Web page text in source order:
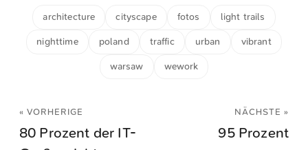
architecture cityscape fotos light trails
nighttime poland traffic urban vibrant
warsaw wework
« VORHERIGE
80 Prozent der IT-
NÄCHSTE »
95 Prozent